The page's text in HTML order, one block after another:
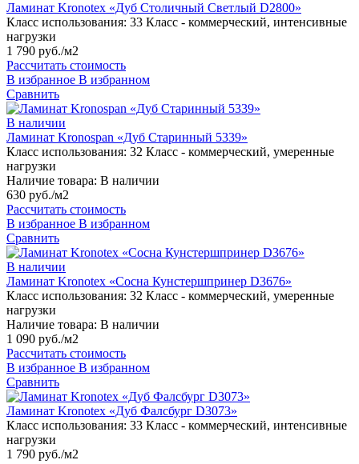
Ламинат Kronotex «Дуб Столичный Светлый D2800»
Класс использования: 33 Класс - коммерческий, интенсивные
нагрузки
1 790 руб./м2
Рассчитать стоимость
В избранное В избранном
Сравнить
В наличии
Ламинат Kronospan «Дуб Старинный 5339»
Класс использования: 32 Класс - коммерческий, умеренные
нагрузки
Наличие товара: В наличии
630 руб./м2
Рассчитать стоимость
В избранное В избранном
Сравнить
В наличии
Ламинат Kronotex «Сосна Кунстершпринер D3676»
Класс использования: 32 Класс - коммерческий, умеренные
нагрузки
Наличие товара: В наличии
1 090 руб./м2
Рассчитать стоимость
В избранное В избранном
Сравнить
Ламинат Kronotex «Дуб Фалсбург D3073»
Класс использования: 33 Класс - коммерческий, интенсивные
нагрузки
1 790 руб./м2